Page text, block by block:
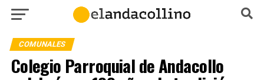
COMUNALES
Colegio Parroquial de Andacollo